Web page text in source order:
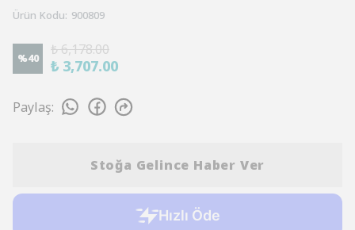
Ürün Kodu: 900809
%40
₺ 6,178.00
₺ 3,707.00
Paylaş:
Stoğa Gelince Haber Ver